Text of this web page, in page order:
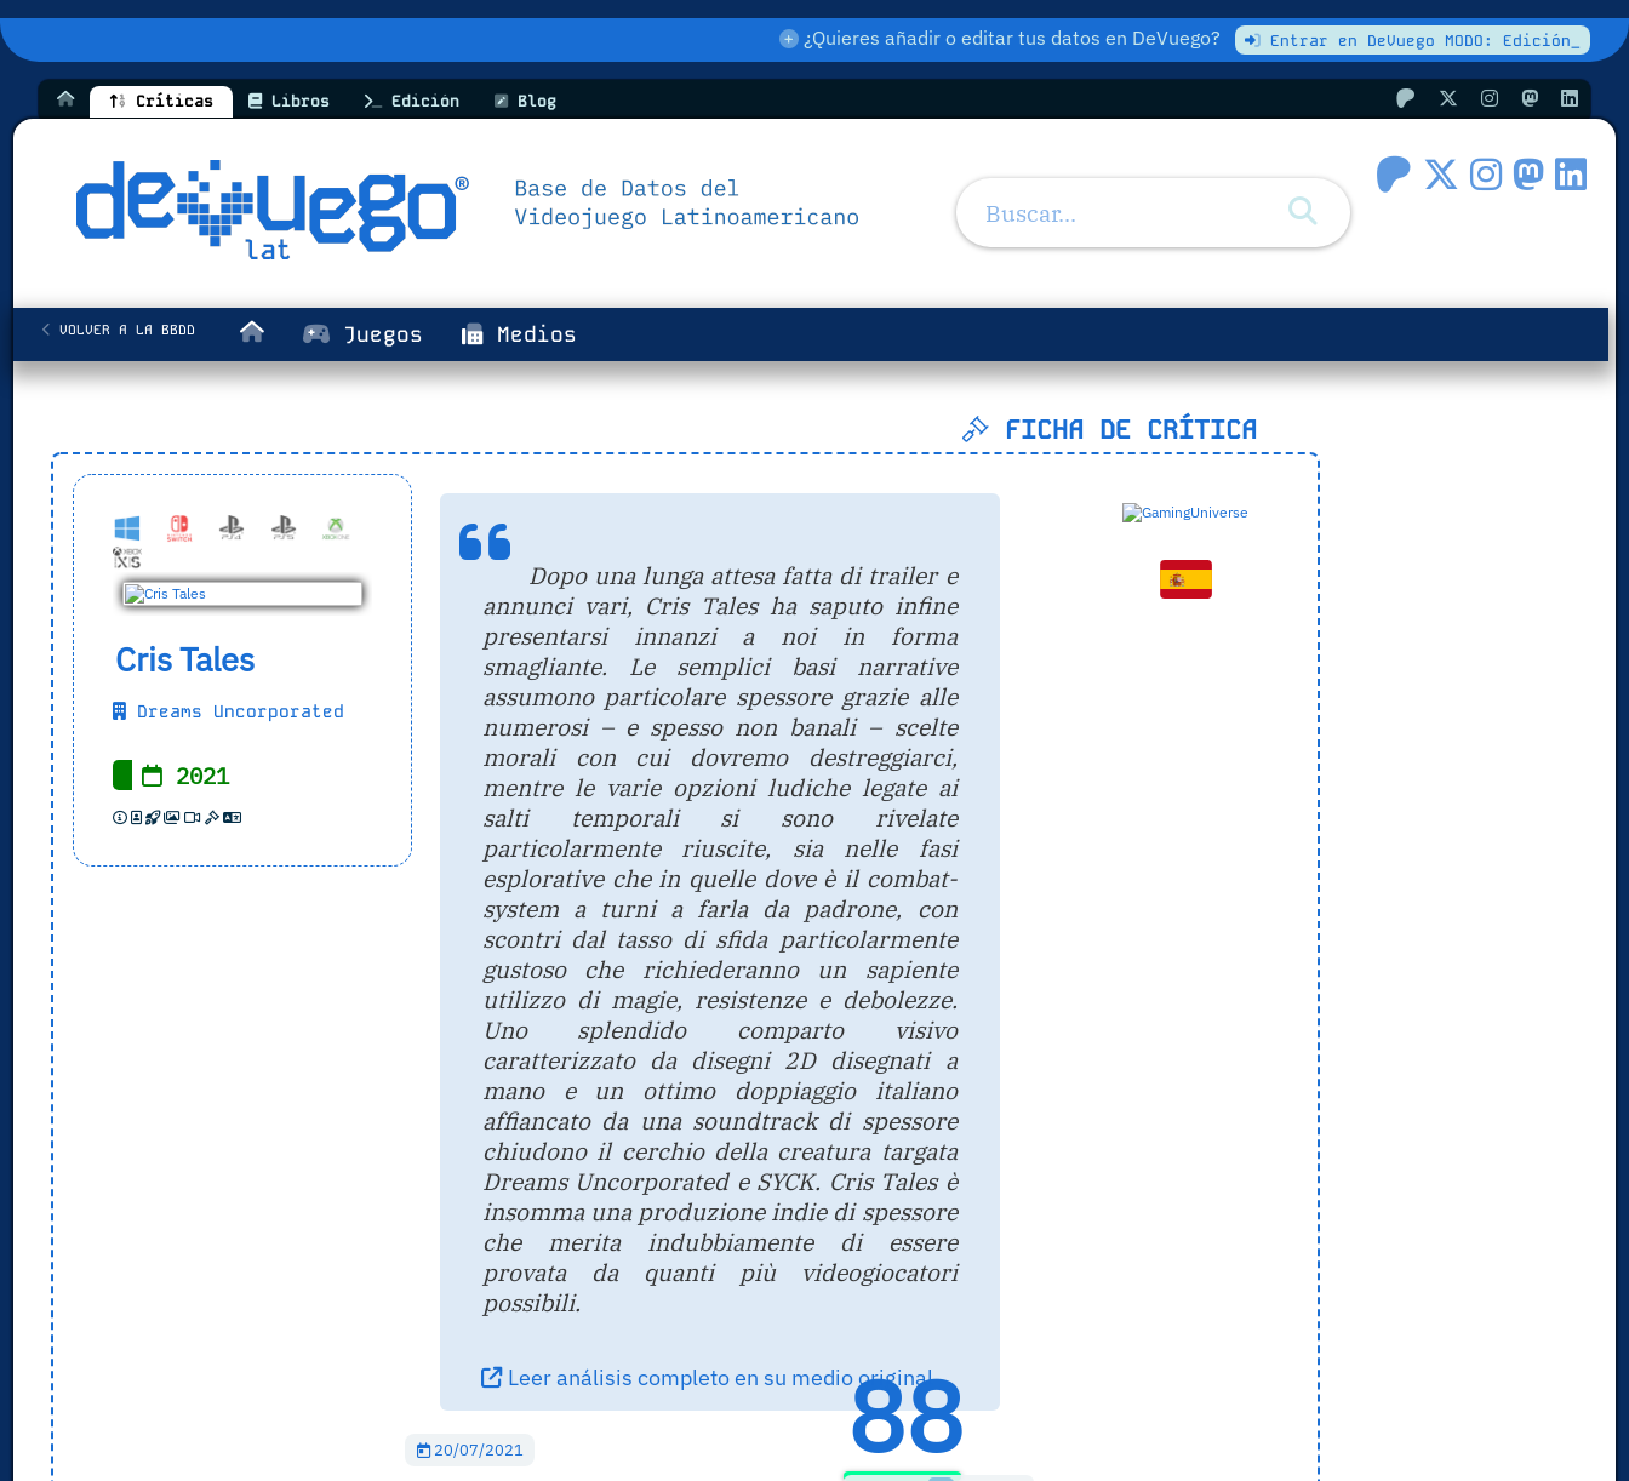
¿Quieres añadir o editar tus datos en DeVuego? Entrar en DeVuego MODO: Edición_
Críticas Libros Edición Blog
Juegos Medios
VOLVER A LA BBDD
FICHA DE CRÍTICA
Cris Tales
Dreams Uncorporated
2021
Dopo una lunga attesa fatta di trailer e
annunci vari, Cris Tales ha saputo infine
presentarsi innanzi a noi in forma
smagliante. Le semplici basi narrative
assumono particolare spessore grazie alle
numerosi – e spesso non banali – scelte
morali con cui dovremo destreggiarci,
mentre le varie opzioni ludiche legate ai
salti temporali si sono rivelate
particolarmente riuscite, sia nelle fasi
esplorative che in quelle dove è il combat-
system a turni a farla da padrone, con
scontri dal tasso di sfida particolarmente
gustoso che richiederanno un sapiente
utilizzo di magie, resistenze e debolezze.
Uno splendido comparto visivo
caratterizzato da disegni 2D disegnati a
mano e un ottimo doppiaggio italiano
affiancato da una soundtrack di spessore
chiudono il cerchio della creatura targata
Dreams Uncorporated e SYCK. Cris Tales è
insomma una produzione indie di spessore
che merita indubbiamente di essere
provata da quanti più videogiocatori
possibili.
Leer análisis completo en su medio original
88
20/07/2021